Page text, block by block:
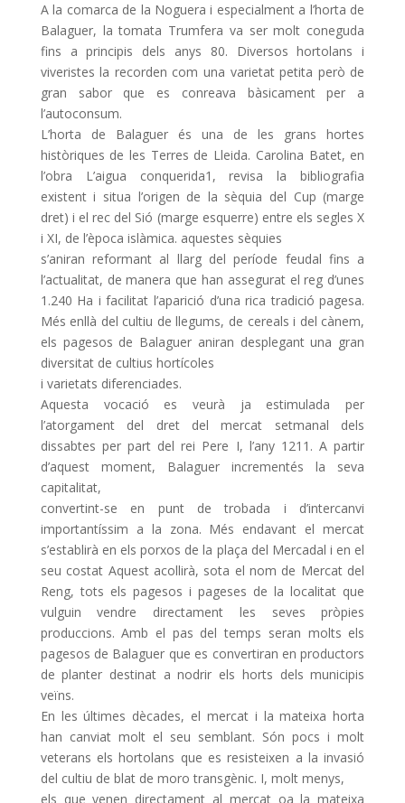
A la comarca de la Noguera i especialment a l’horta de
Balaguer, la tomata Trumfera va ser molt coneguda
fins a principis dels anys 80. Diversos hortolans i
viveristes la recorden com una varietat petita però de
gran sabor que es conreava bàsicament per a
l’autoconsum.
L’horta de Balaguer és una de les grans hortes
històriques de les Terres de Lleida. Carolina Batet, en
l’obra L’aigua conquerida1, revisa la bibliografia
existent i situa l’origen de la sèquia del Cup (marge
dret) i el rec del Sió (marge esquerre) entre els segles X
i XI, de l’època islàmica. aquestes sèquies
s’aniran reformant al llarg del període feudal fins a
l’actualitat, de manera que han assegurat el reg d’unes
1.240 Ha i facilitat l’aparició d’una rica tradició pagesa.
Més enllà del cultiu de llegums, de cereals i del cànem,
els pagesos de Balaguer aniran desplegant una gran
diversitat de cultius hortícoles
i varietats diferenciades.
Aquesta vocació es veurà ja estimulada per
l’atorgament del dret del mercat setmanal dels
dissabtes per part del rei Pere I, l’any 1211. A partir
d’aquest moment, Balaguer incrementés la seva
capitalitat,
convertint-se en punt de trobada i d’intercanvi
importantíssim a la zona. Més endavant el mercat
s’establirà en els porxos de la plaça del Mercadal i en el
seu costat Aquest acollirà, sota el nom de Mercat del
Reng, tots els pagesos i pageses de la localitat que
vulguin vendre directament les seves pròpies
produccions. Amb el pas del temps seran molts els
pagesos de Balaguer que es convertiran en productors
de planter destinat a nodrir els horts dels municipis
veïns.
En les últimes dècades, el mercat i la mateixa horta
han canviat molt el seu semblant. Són pocs i molt
veterans els hortolans que es resisteixen a la invasió
del cultiu de blat de moro transgènic. I, molt menys,
els que venen directament al mercat oa la mateixa